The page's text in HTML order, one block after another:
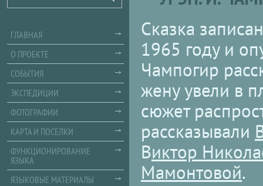
Сказка
1965 году и
Чампогир
жену увели в
сюжет
рассказывали
Виктор
Мамонтовой.
ГЛАВНАЯ
О ПРОЕКТЕ
СОБЫТИЯ
ЭКСПЕДИЦИИ
ФОТОГРАФИИ
КАРТА И ПОСЕЛКИ
ФУНКЦИОНИРОВАНИЕ
ЯЗЫКА
ЯЗЫКОВЫЕ МАТЕРИАЛЫ